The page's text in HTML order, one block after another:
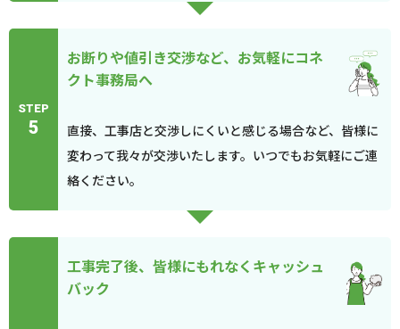
STEP
5
お断りや値引き交渉など、お気軽にコネ
クト事務局へ
直接、工事店と交渉しにくいと感じる場合など、皆様に
変わって我々が交渉いたします。いつでもお気軽にご連
絡ください。
工事完了後、皆様にもれなくキャッシュ
バック